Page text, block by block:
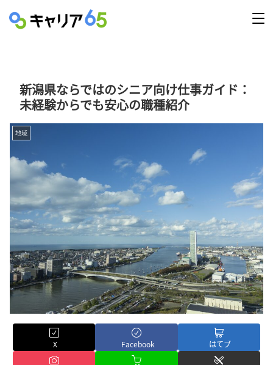
新潟県ならではのシニア向け仕事ガイド：
未経験からでも安心の職種紹介
地域
X Facebook はてブ